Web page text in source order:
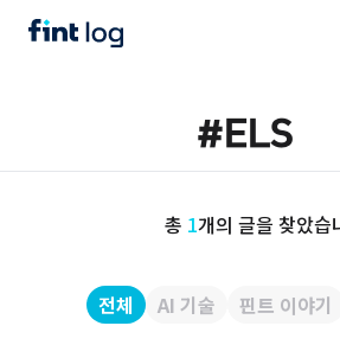
총 1개의 글을 찾았습
전체 AI 기술 핀트 이야기